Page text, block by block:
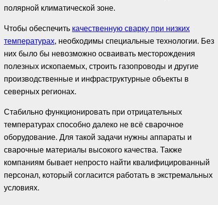
полярной климатической зоне.
Чтобы обеспечить качественную сварку при низких
температурах, необходимы специальные технологии. Без
них было бы невозможно осваивать месторождения
полезных ископаемых, строить газопроводы и другие
производственные и инфраструктурные объекты в
северных регионах.
Стабильно функционировать при отрицательных
температурах способно далеко не всё сварочное
оборудование. Для такой задачи нужны аппараты и
сварочные материалы высокого качества. Также
компаниям бывает непросто найти квалифицированный
персонал, который согласится работать в экстремальных
условиях.